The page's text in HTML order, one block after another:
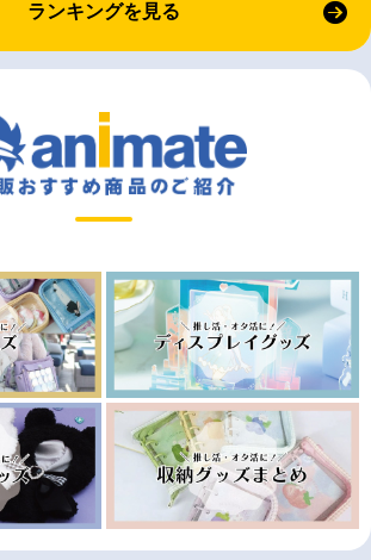
ランキングを見る